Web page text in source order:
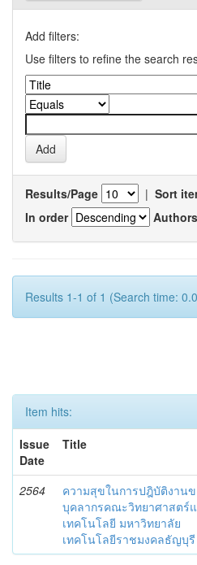
Add filters:
Use filters to refine the search
Results/Page | Sort
In order
Results 1-1 of 1 (Search time:
Item hits:
Issue
Date
Title
2564
ความสุขในการปฎิบัติงานข
บุคลากรคณะวิทยาศาสตร์
เทคโนโลยี มหาวิทยาลัย
เทคโนโลยีราชมงคลธัญบุรี